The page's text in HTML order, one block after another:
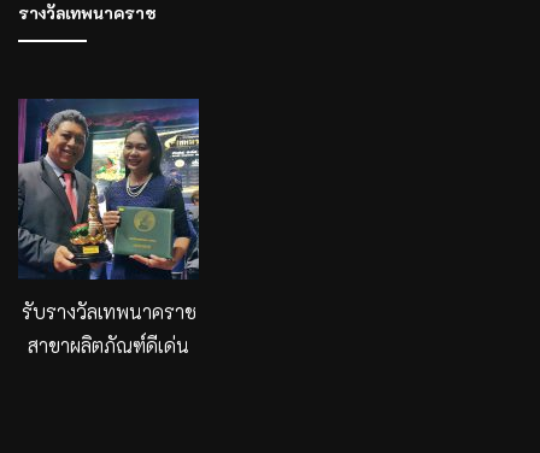
รางวัลเทพนาคราช
รับรางวัลเทพนาคราช
สาขาผลิตภัณฑ์ดีเด่น